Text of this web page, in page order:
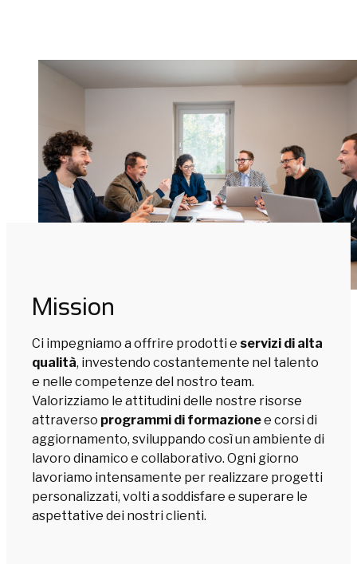
Mission
Ci impegniamo a offrire prodotti e servizi di alta
qualità, investendo costantemente nel talento
e nelle competenze del nostro team.
Valorizziamo le attitudini delle nostre risorse
attraverso programmi di formazionee corsi di
aggiornamento, sviluppando così un ambiente di
lavoro dinamico e collaborativo. Ogni giorno
lavoriamo intensamente per realizzare progetti
personalizzati, volti a soddisfare e superare le
aspettative dei nostri clienti.